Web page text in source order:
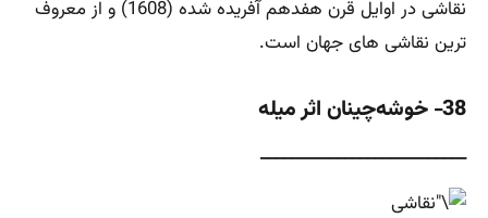
نقاشی در اوایل قرن هفدهم آفریده شده (1608) و از معروف
ترین نقاشی های جهان است.
38- خوشه‌چینان اثر میله
___________________________